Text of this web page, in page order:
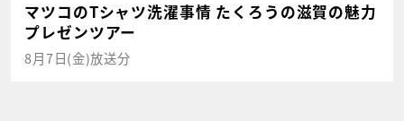
マツコのTシャツ洗濯事情 たくろうの滋賀の魅力
プレゼンツアー
8月7日(金)放送分